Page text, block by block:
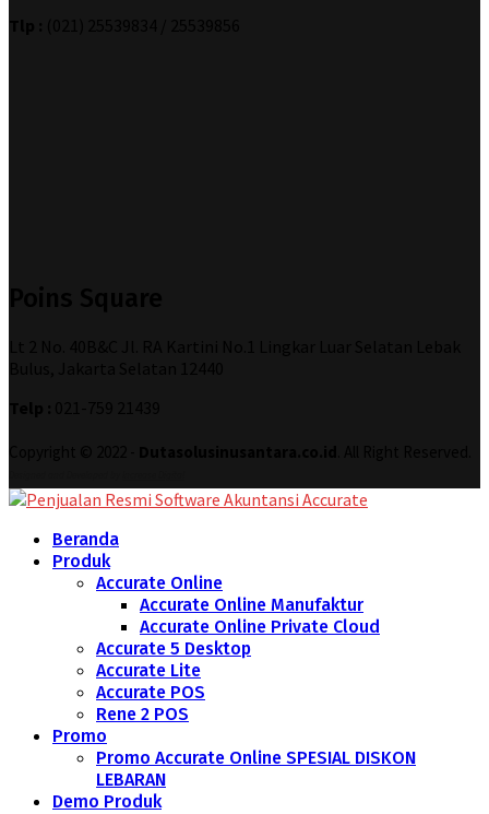
Beranda
Produk
Accurate Online
Accurate Online Manufaktur
Accurate Online Private Cloud
Accurate 5 Desktop
Accurate Lite
Accurate POS
Rene 2 POS
Promo
Promo Accurate Online SPESIAL DISKON
LEBARAN
Demo Produk